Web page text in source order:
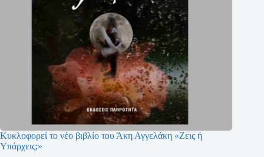
Κυκλοφορεί το νέο βιβλίο του Άκη Αγγελάκη «Ζεις ή
Υπάρχεις;»